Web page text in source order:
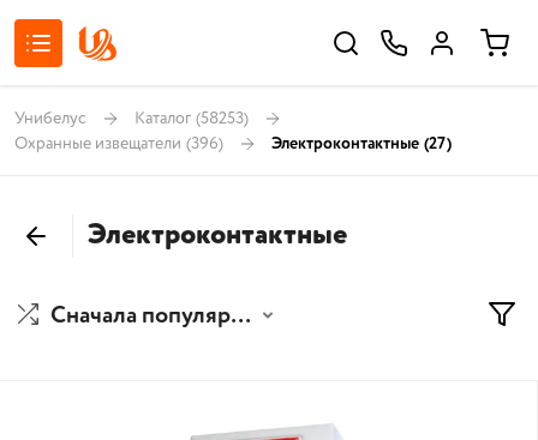
Унибелус Каталог (58253)
Охранные извещатели (396) Электроконтактные (27)
Электроконтактные
Сначала популярные